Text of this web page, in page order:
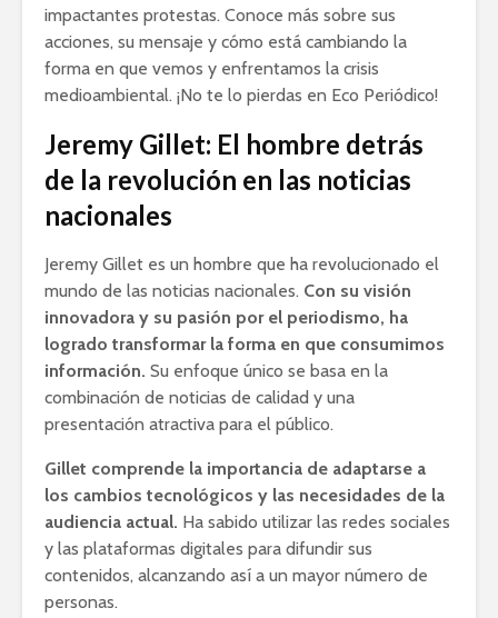
impactantes protestas. Conoce más sobre sus
acciones, su mensaje y cómo está cambiando la
forma en que vemos y enfrentamos la crisis
medioambiental. ¡No te lo pierdas en Eco Periódico!
Jeremy Gillet: El hombre detrás
de la revolución en las noticias
nacionales
Jeremy Gillet es un hombre que ha revolucionado el
mundo de las noticias nacionales. Con su visión
innovadora y su pasión por el periodismo, ha
logrado transformar la forma en que consumimos
información. Su enfoque único se basa en la
combinación de noticias de calidad y una
presentación atractiva para el público.
Gillet comprende la importancia de adaptarse a
los cambios tecnológicos y las necesidades de la
audiencia actual. Ha sabido utilizar las redes sociales
y las plataformas digitales para difundir sus
contenidos, alcanzando así a un mayor número de
personas.